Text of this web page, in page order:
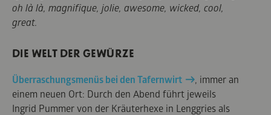
oh là là, magnifique, jolie, awesome, wicked, cool,
great.
DIE WELT DER GEWÜRZE
Überraschungsmenüs bei den Tafernwirt
, immer an
einem neuen Ort: Durch den Abend führt jeweils
Ingrid Pummer von der Kräuterhexe in Lenggries als